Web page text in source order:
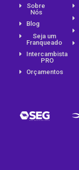
Sobre
Nós
Blog
Seja um
Franqueado
Intercambista
PRO
Orçamentos